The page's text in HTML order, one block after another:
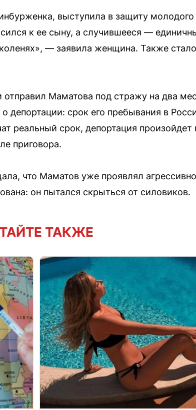
выступила в защиту
к ее сыну, а случившееся —
— заявила женщина. Также стало
отправил Маматова под стражу на два
депортации: срок его пребывания в
реальный срок, депортация произойдет
приговора.
что Маматов уже проявлял
он пытался скрыться от силовиков.
ТАКЖЕ